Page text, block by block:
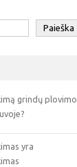
Paieška
grindų plovimo
yra